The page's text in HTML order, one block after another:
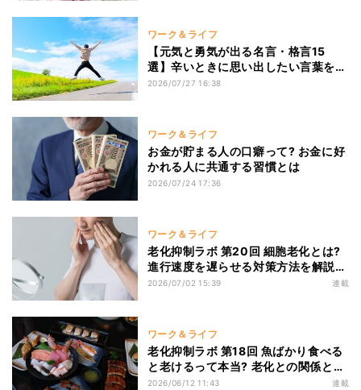
ワーク＆ライフ
【元気と勇気が出る名言・格言15
選】辛いときに思い出したい言葉を紹
介
2026/07/27 16:38
ワーク＆ライフ
お金が貯まる人の口癖って? お金に好
かれる人に共通する習慣とは
2026/07/24 17:36
ワーク＆ライフ
老化抑制ラボ 第20回 細胞老化とは?
進行速度を遅らせる対策方法を解説
【医師監修】
2026/07/02 15:39 連載
ワーク＆ライフ
老化抑制ラボ 第18回 魚ばかり食べる
と老けるって本当? 老化との関係と正
しい知識を詳しく解説【医師監修】
2026/06/12 11:43 連載